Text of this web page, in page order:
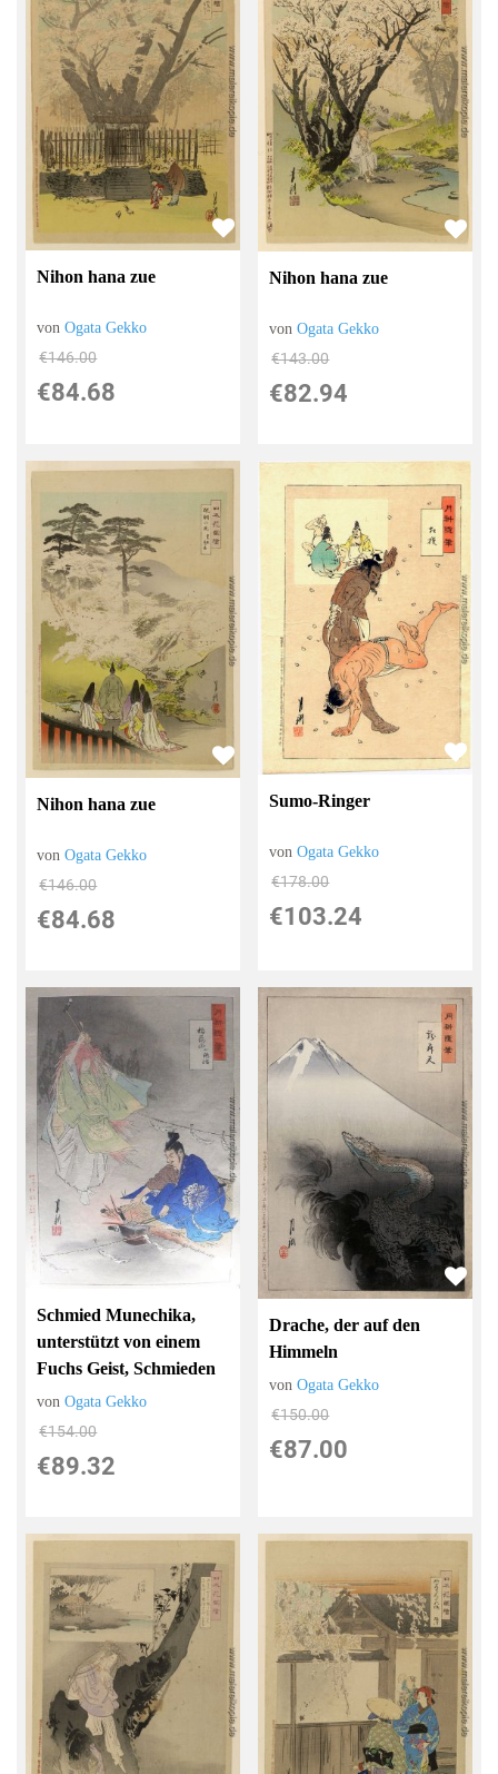
Nihon hana zue
vonOgata Gekko
€146.00
€84.68
Nihon hana zue
vonOgata Gekko
€143.00
€82.94
Nihon hana zue
vonOgata Gekko
€146.00
€84.68
Sumo-Ringer
vonOgata Gekko
€178.00
€103.24
Schmied Munechika,
unterstützt von einem
Fuchs Geist, Schmieden
vonOgata Gekko
€154.00
€89.32
Drache, der auf den
Himmeln
vonOgata Gekko
€150.00
€87.00